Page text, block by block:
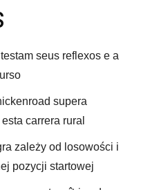
seus reflexos e a
supera
carrera rural
zależy od losowości i
pozycji startowej